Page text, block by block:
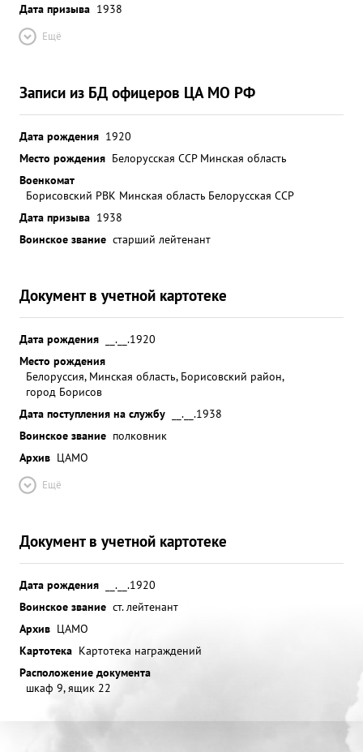
Дата призыва 1938
Ещё
Записи из БД офицеров ЦА МО РФ
Дата рождения 1920
Место рождения Белорусская ССР Минская область
Военкомат
Борисовский РВК Минская область Белорусская ССР
Дата призыва 1938
Воинское звание старший лейтенант
Документ в учетной картотеке
Дата рождения
__.__.1920
Место рождения
Белоруссия, Минская область, Борисовский район,
город Борисов
Дата поступления на службу
__.__.1938
Воинское звание полковник
Архив ЦАМО
Ещё
Документ в учетной картотеке
Дата рождения
__.__.1920
Воинское звание ст. лейтенант
Архив ЦАМО
Картотека Картотека награждений
Расположение документа
шкаф 9, ящик 22